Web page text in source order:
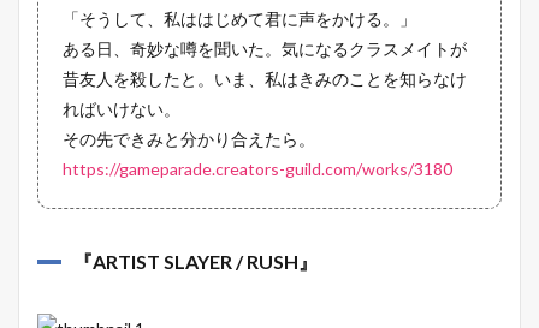
「そうして、私ははじめて君に声をかける。」
ある日、奇妙な噂を聞いた。気になるクラスメイトが
昔友人を殺したと。いま、私はきみのことを知らなけ
ればいけない。
その先できみと分かり合えたら。
https://gameparade.creators-guild.com/works/3180
『ARTIST SLAYER / RUSH 』